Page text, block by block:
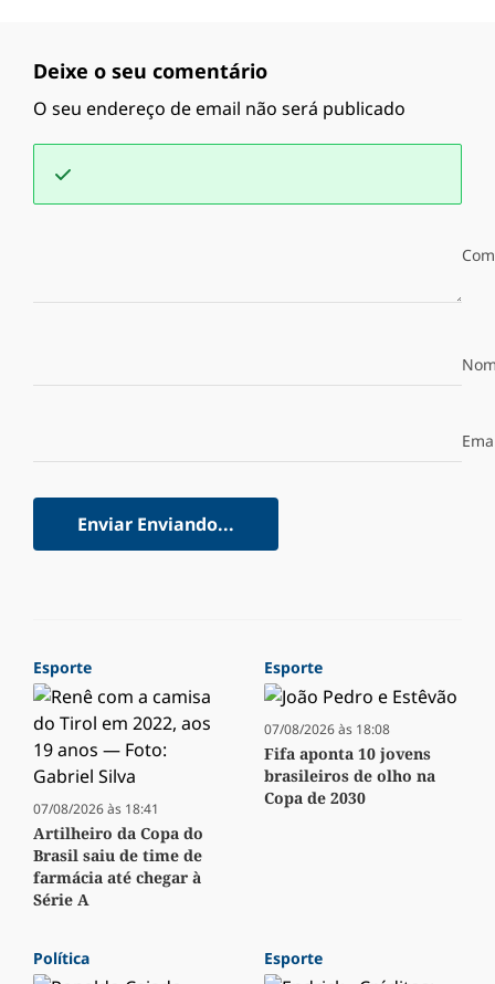
Deixe o seu comentário
O seu endereço de email não será publicado
Enviar Enviando...
Esporte
07/08/2026 às 18:41
Artilheiro da Copa do
Brasil saiu de time de
farmácia até chegar à
Série A
Esporte
07/08/2026 às 18:08
Fifa aponta 10 jovens
brasileiros de olho na
Copa de 2030
Política Esporte